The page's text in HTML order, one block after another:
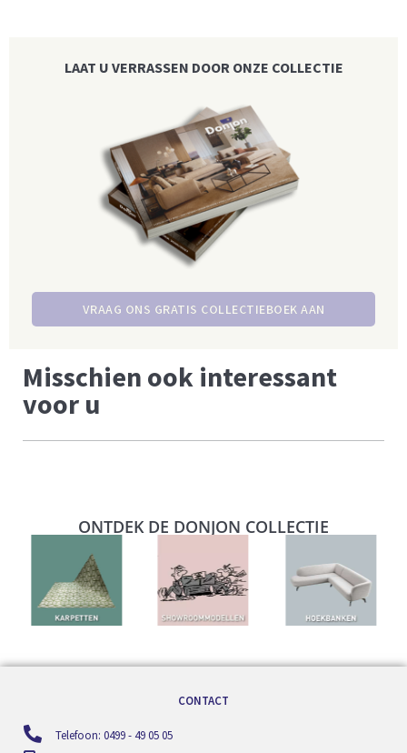
LAAT U VERRASSEN DOOR ONZE COLLECTIE
VRAAG ONS GRATIS COLLECTIEBOEK AAN
Misschien ook interessant
voor u
ONTDEK DE DONJON COLLECTIE
CONTACT
Telefoon: 0499 - 49 05 05